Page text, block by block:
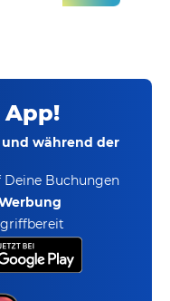
App!
während der
Deine Buchungen